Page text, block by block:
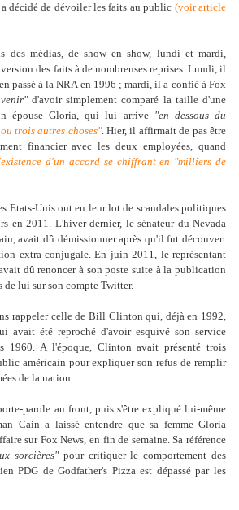
décidé de dévoiler les faits au public (voir article
des médias, de show en show, lundi et mardi,
version des faits à de nombreuses reprises. Lundi, il
passé à la NRA en 1996 ; mardi, il a confié à Fox
d'avoir simplement comparé la taille d'une
épouse Gloria, qui lui arrive "en dessous du
trois autres choses". Hier, il affirmait de pas être
financier avec les deux employées, quand
d'un accord se chiffrant en "milliers de
Etats-Unis ont eu leur lot de scandales politiques
en 2011. L'hiver dernier, le sénateur du Nevada
avait dû démissionner après qu'il fut découvert
extra-conjugale. En juin 2011, le représentant
dû renoncer à son poste suite à la publication
de lui sur son compte Twitter.
rappeler celle de Bill Clinton qui, déjà en 1992,
avait été reproché d'avoir esquivé son service
1960. A l'époque, Clinton avait présenté trois
américain pour expliquer son refus de remplir
de la nation.
parole au front, puis s'être expliqué lui-même
Cain a laissé entendre que sa femme Gloria
sur Fox News, en fin de semaine. Sa référence
sorcières"pour critiquer le comportement des
PDG de Godfather's Pizza est dépassé par les